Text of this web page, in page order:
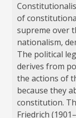
of
supreme over
nationalism,
The political
derives from
the actions of
because they
constitution.
Friedrich